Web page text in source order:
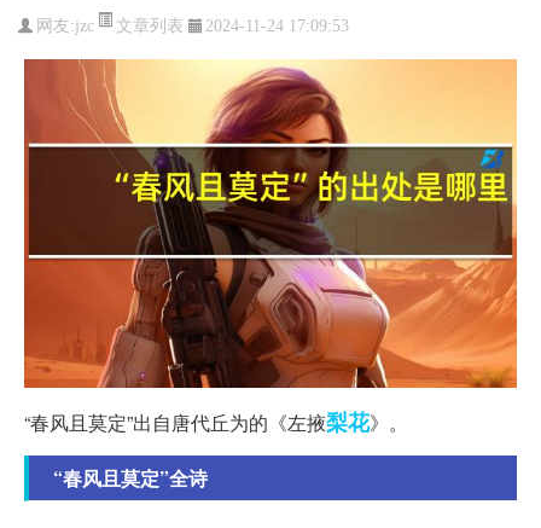
网友:jzc 文章列表 2024-11-24 17:09:53
“春风且莫定”出自唐代丘为的《左掖梨花》。
“春风且莫定”全诗